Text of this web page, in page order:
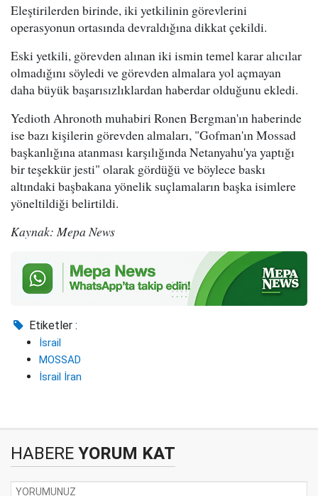
Eleştirilerden birinde, iki yetkilinin görevlerini
operasyonun ortasında devraldığına dikkat çekildi.
Eski yetkili, görevden alınan iki ismin temel karar alıcılar
olmadığını söyledi ve görevden almalara yol açmayan
daha büyük başarısızlıklardan haberdar olduğunu ekledi.
Yedioth Ahronoth muhabiri Ronen Bergman'ın haberinde
ise bazı kişilerin görevden almaları, "Gofman'ın Mossad
başkanlığına atanması karşılığında Netanyahu'ya yaptığı
bir teşekkür jesti" olarak gördüğü ve böylece baskı
altındaki başbakana yönelik suçlamaların başka isimlere
yöneltildiği belirtildi.
Kaynak: Mepa News
Etiketler :
İsrail
MOSSAD
İsrail İran
HABERE YORUM KAT